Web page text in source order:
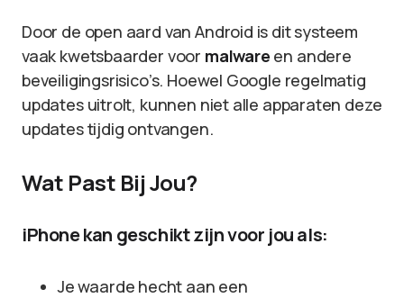
Door de open aard van Android is dit systeem
vaak kwetsbaarder voor malware en andere
beveiligingsrisico’s. Hoewel Google regelmatig
updates uitrolt, kunnen niet alle apparaten deze
updates tijdig ontvangen.
Wat Past Bij Jou?
iPhone kan geschikt zijn voor jou als:
Je waarde hecht aan een